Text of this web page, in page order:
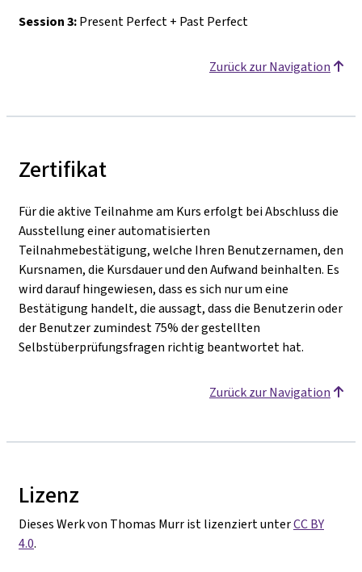
Session 3:Present Perfect + Past Perfect
Zurück zur Navigation
Zertifikat
Für die aktive Teilnahme am Kurs erfolgt bei Abschluss die
Ausstellung einer automatisierten
Teilnahmebestätigung, welche Ihren Benutzernamen, den
Kursnamen, die Kursdauer und den Aufwand beinhalten. Es
wird darauf hingewiesen, dass es sich nur um eine
Bestätigung handelt, die aussagt, dass die Benutzerin oder
der Benutzer zumindest 75% der gestellten
Selbstüberprüfungsfragen richtig beantwortet hat.
Zurück zur Navigation
Lizenz
Dieses Werk von Thomas Murr ist lizenziert unterCC BY
4.0.